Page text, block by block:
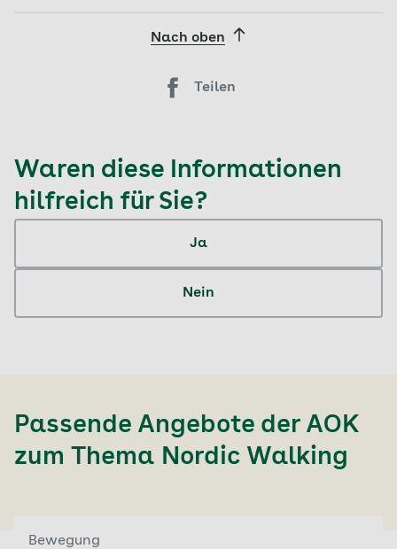
Nach oben
Teilen
Waren diese Informationen
hilfreich für Sie?
Ja
Nein
Passende Angebote der AOK
zum Thema Nordic Walking
Bewegung